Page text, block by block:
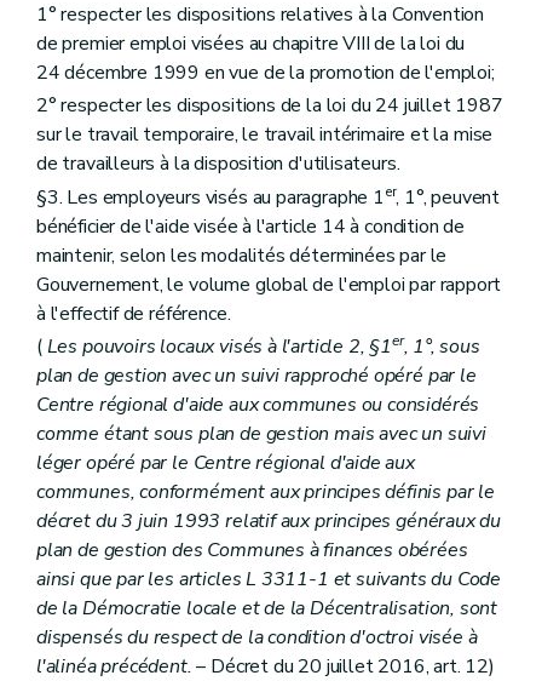
1° respecter les dispositions relatives à la Convention
de premier emploi visées au chapitre VIII de la loi du
24 décembre 1999 en vue de la promotion de l'emploi;
2° respecter les dispositions de la loi du 24 juillet 1987
sur le travail temporaire, le travail intérimaire et la mise
de travailleurs à la disposition d'utilisateurs.
§3. Les employeurs visés au paragraphe 1er, 1°, peuvent
bénéficier de l'aide visée à l'article 14 à condition de
maintenir, selon les modalités déterminées par le
Gouvernement, le volume global de l'emploi par rapport
à l'effectif de référence.
(Les pouvoirs locaux visés à l'article 2, §1er, 1°, sous
plan de gestion avec un suivi rapproché opéré par le
Centre régional d'aide aux communes ou considérés
comme étant sous plan de gestion mais avec un suivi
léger opéré par le Centre régional d'aide aux
communes, conformément aux principes définis par le
décret du 3 juin 1993 relatif aux principes généraux du
plan de gestion des Communes à finances obérées
ainsi que par les articles L 3311-1 et suivants du Code
de la Démocratie locale et de la Décentralisation, sont
dispensés du respect de la condition d'octroi visée à
l'alinéa précédent.– Décret du 20 juillet 2016, art. 12)